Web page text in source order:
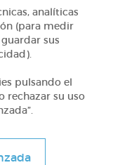
menor e igual
analíticas
(para medir
sus
pulsando el
rechazar su uso